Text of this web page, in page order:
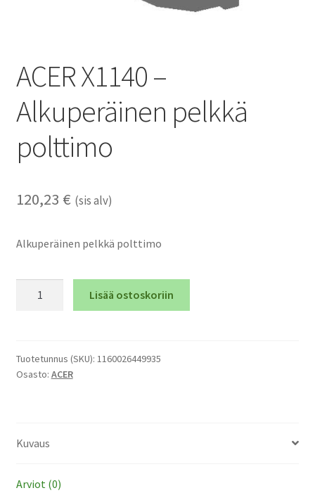
ACER X1140 –
Alkuperäinen pelkkä
polttimo
120,23 € (sis alv)
Alkuperäinen pelkkä polttimo
pelkkä
polttimo
Lisää ostoskoriin
Tuotetunnus (SKU): 1160026449935
Osasto: ACER
Kuvaus
Arviot (0)